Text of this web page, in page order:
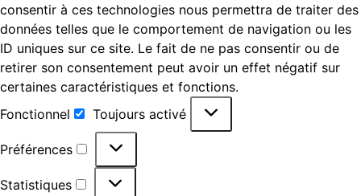
consentir à ces technologies nous permettra de traiter des
données telles que le comportement de navigation ou les
ID uniques sur ce site. Le fait de ne pas consentir ou de
retirer son consentement peut avoir un effet négatif sur
certaines caractéristiques et fonctions.
Fonctionnel
Toujours activé
Préférences
Statistiques